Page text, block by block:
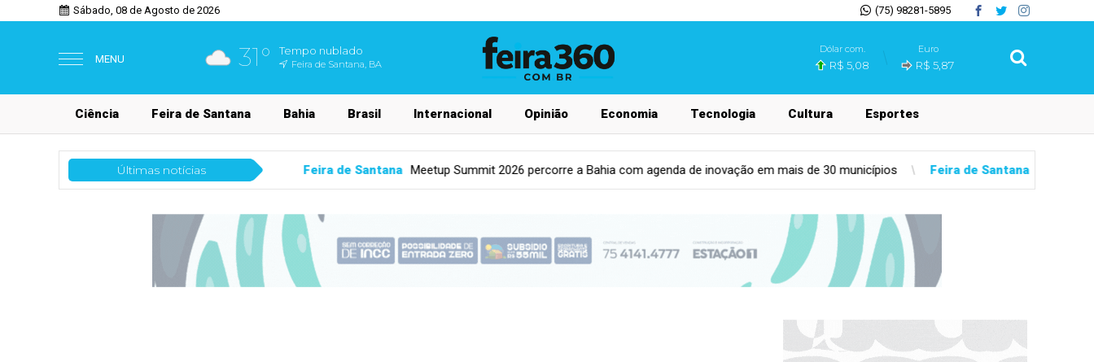
Sábado, 08 de Agosto de 2026 (75) 98281-5895
MENU 31° Tempo nublado
Feira de Santana, BA
Dólar com.
R$ 5,08
Euro
R$ 5,87
Ciência Feira de Santana Bahia Brasil Internacional Opinião Economia Tecnologia Cultura Esportes
Últimas notícias
Feira de Santana Meetup Summit 2026 percorre a Bahia com agenda de inovação em mais de 30 municípios Feira de Santana Confira a ordem das apresentações da